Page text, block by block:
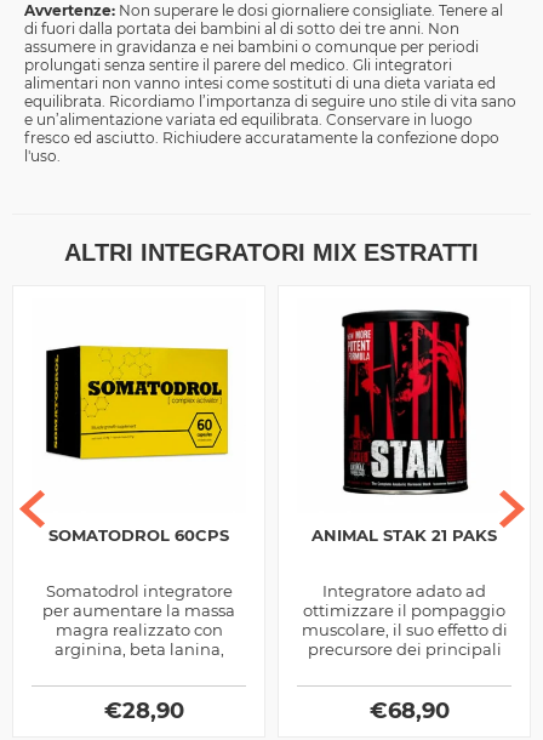
Avvertenze: Non superare le dosi giornaliere consigliate. Tenere al
di fuori dalla portata dei bambini al di sotto dei tre anni. Non
assumere in gravidanza e nei bambini o comunque per periodi
prolungati senza sentire il parere del medico. Gli integratori
alimentari non vanno intesi come sostituti di una dieta variata ed
equilibrata. Ricordiamo l’importanza di seguire uno stile di vita sano
e un’alimentazione variata ed equilibrata. Conservare in luogo
fresco ed asciutto. Richiudere accuratamente la confezione dopo
l'uso.
ALTRI INTEGRATORI MIX ESTRATTI
SOMATODROL 60CPS
Somatodrol integratore
per aumentare la massa
magra realizzato con
arginina, beta lanina,
stimolanti adattogeni,
fornisce energia,...
€28,90
ANIMAL STAK 21 PAKS
Integratore adato ad
ottimizzare il pompaggio
muscolare, il suo effetto di
precursore dei principali
lipolitici lo rendono uno
dei...
€68,90